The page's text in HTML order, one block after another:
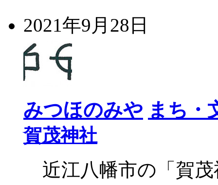
2021年9月28日
みつほのみや まち・
賀茂神社
近江八幡市の「賀茂